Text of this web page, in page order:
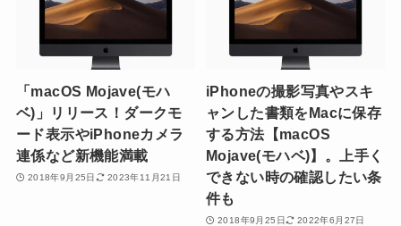
「macOS Mojave(モハ
ベ)」リリース！ダークモ
ード表示やiPhoneカメラ
連係など新機能満載
2018年9月25日 2023年11月21日
iPhoneの撮影写真やスキ
ャンした書類をMacに保存
する方法【macOS
Mojave(モハベ)】。上手く
できない時の確認したい条
件も
2018年9月25日 2022年6月27日